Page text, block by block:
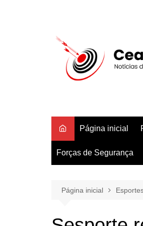
Página inicial
Forças de Segurança
Página inicial